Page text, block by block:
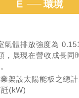
E 環境
氣體排放強度為
，展現在營收成長同
架設太陽能板之總
(kW)